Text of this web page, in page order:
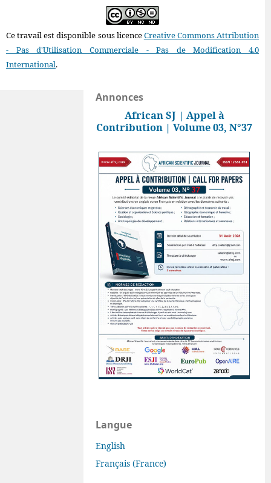
Ce travail est disponible sous licenceCreative Commons Attribution
- Pas d'Utilisation Commerciale - Pas de Modification 4.0
International.
Annonces
African SJ | Appel à
Contribution | Volume 03, N°37
Langue
English
Français (France)